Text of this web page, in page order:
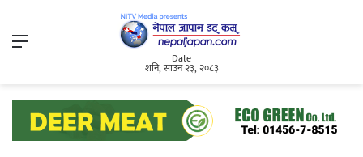
Menu
Date
शनि, साउन २३, २०८३